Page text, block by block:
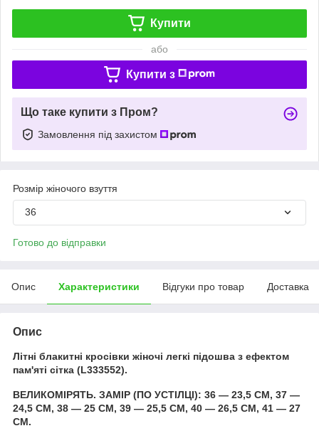
Купити
або
Купити з
Що таке купити з Пром?
Замовлення під захистом
Розмір жіночого взуття
36
Готово до відправки
Опис Характеристики Відгуки про товар Доставка
Опис
Літні блакитні кросівки жіночі легкі підошва з ефектом
пам'яті сітка (L333552).
ВЕЛИКОМІРЯТЬ. ЗАМІР (ПО УСТІЛЦІ): 36 — 23,5 СМ, 37 —
24,5 СМ, 38 — 25 СМ, 39 — 25,5 СМ, 40 — 26,5 СМ, 41 — 27
СМ.